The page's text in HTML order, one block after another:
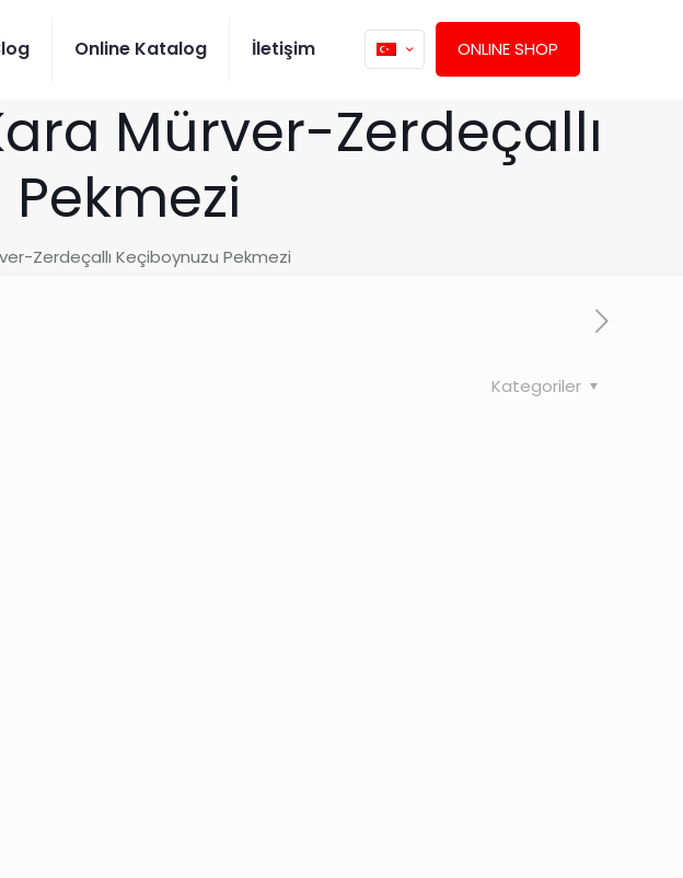
Online Katalog İletişim ONLINE SHOP
Mürver-Zerdeçallı
Zerdeçallı Keçiboynuzu Pekmezi
Kategoriler